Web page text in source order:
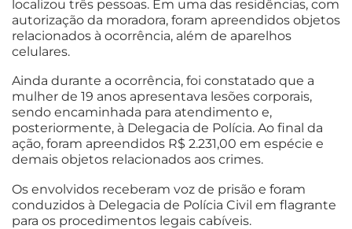
localizou três pessoas. Em uma das residências, com
autorização da moradora, foram apreendidos objetos
relacionados à ocorrência, além de aparelhos
celulares.
Ainda durante a ocorrência, foi constatado que a
mulher de 19 anos apresentava lesões corporais,
sendo encaminhada para atendimento e,
posteriormente, à Delegacia de Polícia. Ao final da
ação, foram apreendidos R$ 2.231,00 em espécie e
demais objetos relacionados aos crimes.
Os envolvidos receberam voz de prisão e foram
conduzidos à Delegacia de Polícia Civil em flagrante
para os procedimentos legais cabíveis.